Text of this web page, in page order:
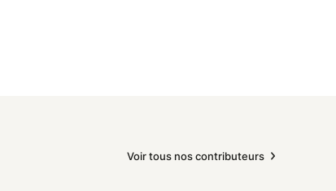
Voir tous nos contributeurs